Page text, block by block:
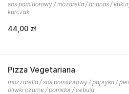
sos pomidorowy / mozarella / ananas /
kurczak
44,00 zł
Pizza Vegetariana
mozzarella / sos pomidorowy / papryka /
oliwki czarne / pomidor / cebula